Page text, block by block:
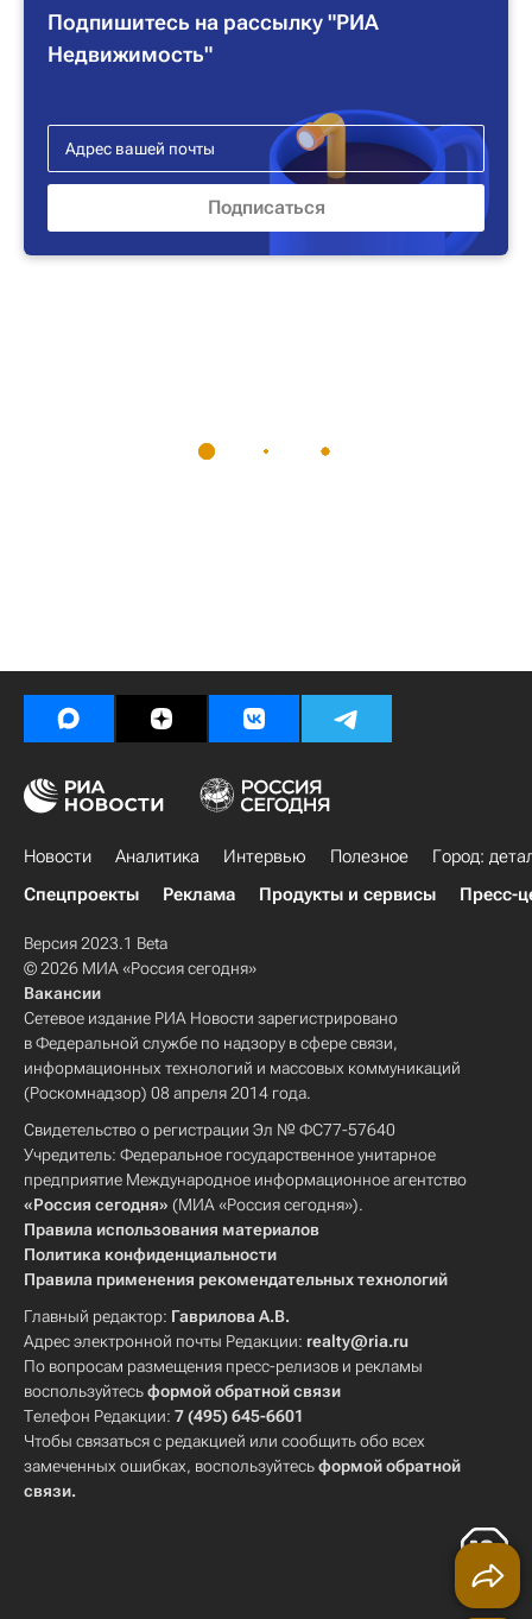
Подпишитесь на рассылку "РИА
Недвижимость"
Новости Аналитика Интервью Полезное
Город:
Спецпроекты
Реклама Продукты и сервисы Пресс-
Версия 2023.1 Beta
© 2026 МИА «Россия сегодня»
Вакансии
Сетевое издание РИА Новости зарегистрировано
в Федеральной службе по надзору в сфере связи,
информационных технологий и массовых коммуникаций
(Роскомнадзор) 08 апреля 2014 года.
Свидетельство о регистрации Эл № ФС77-57640
Учредитель: Федеральное государственное унитарное
предприятие Международное информационное агентство
«Россия сегодня» (МИА «Россия сегодня»).
Правила использования материалов
Политика конфиденциальности
Правила применения рекомендательных технологий
Главный редактор: Гаврилова А.В.
Адрес электронной почты Редакции: realty@ria.ru
По вопросам размещения пресс-релизов и рекламы
воспользуйтесьформой обратной связи
Телефон Редакции: 7 (495) 645-6601
Чтобы связаться с редакцией или сообщить обо всех
замеченных ошибках, воспользуйтесьформой обратной
связи.